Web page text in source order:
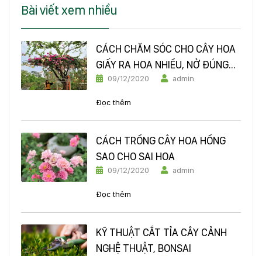
Bài viết xem nhiều
CÁCH CHĂM SÓC CHO CÂY HOA
GIẤY RA HOA NHIỀU, NỞ ĐÚNG
DỊP TẾT ĐÓN XUÂN
09/12/2020 admin
Đọc thêm
CÁCH TRỒNG CÂY HOA HỒNG
SAO CHO SAI HOA
09/12/2020 admin
Đọc thêm
KỸ THUẬT CẮT TỈA CÂY CẢNH
NGHỆ THUẬT, BONSAI